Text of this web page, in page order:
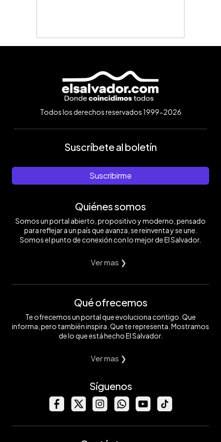
Todos los derechos reservados 1999-2026
Suscríbete al boletín
Suscribirme
Quiénes somos
Somos un portal abierto, propositivo y moderno, pensado
para reflejar a un país que avanza, se reinventa y se une.
Somos el punto de conexión con lo mejor de El Salvador.
Ver mas ❯
Qué ofrecemos
Te ofrecemos un portal que evoluciona contigo. Que
informa, pero también inspira. Que te representa. Mostramos
de lo que está hecho El Salvador.
Ver mas ❯
Síguenos